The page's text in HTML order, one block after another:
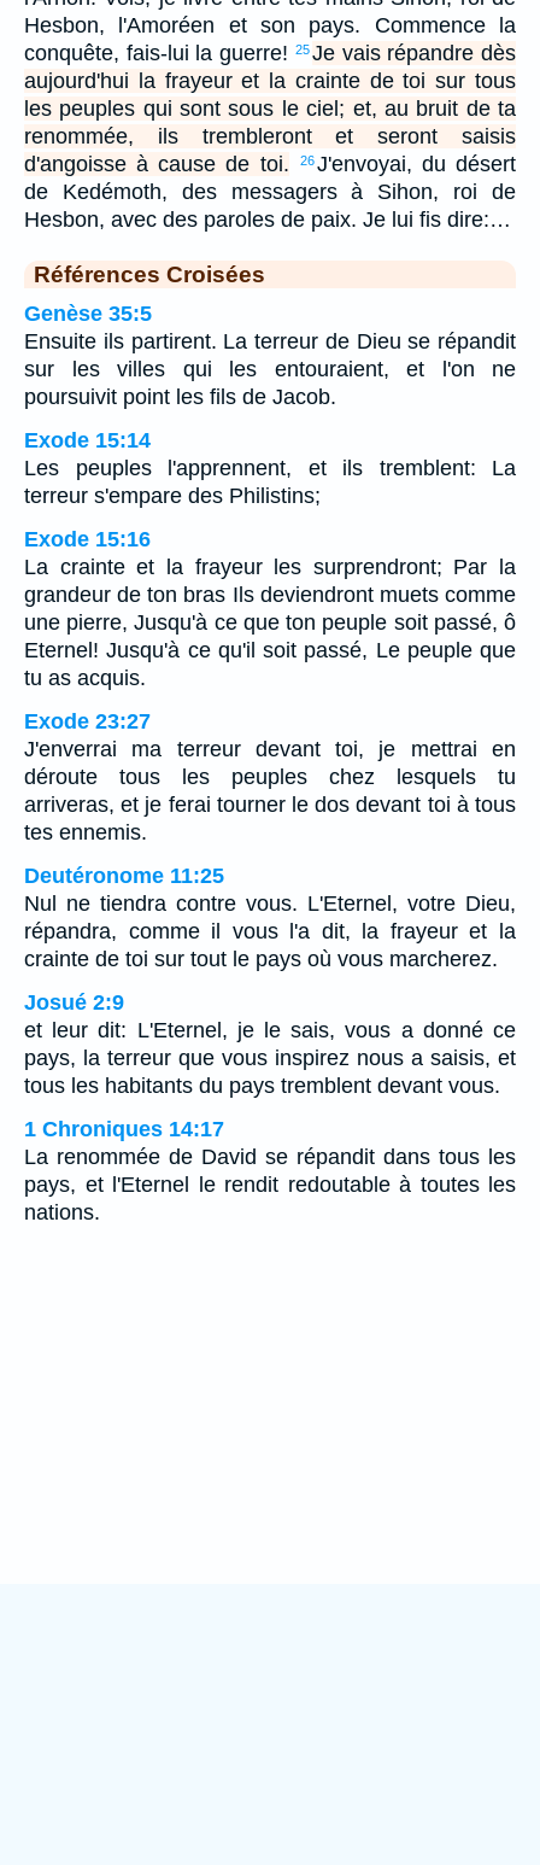
Hesbon, l'Amoréen et son pays. Commence la
conquête, fais-lui la guerre!
25Je vais répandre dès
aujourd'hui la frayeur et la crainte de toi sur tous
les peuples qui sont sous le ciel; et, au bruit de ta
renommée, ils trembleront et seront saisis
d'angoisse à cause de toi.
26J'envoyai, du désert
de Kedémoth, des messagers à Sihon, roi de
Hesbon, avec des paroles de paix. Je lui fis dire:…
Références Croisées
Genèse 35:5
Ensuite ils partirent. La terreur de Dieu se répandit
sur les villes qui les entouraient, et l'on ne
poursuivit point les fils de Jacob.
Exode 15:14
Les peuples l'apprennent, et ils tremblent: La
terreur s'empare des Philistins;
Exode 15:16
La crainte et la frayeur les surprendront; Par la
grandeur de ton bras Ils deviendront muets comme
une pierre, Jusqu'à ce que ton peuple soit passé, ô
Eternel! Jusqu'à ce qu'il soit passé, Le peuple que
tu as acquis.
Exode 23:27
J'enverrai ma terreur devant toi, je mettrai en
déroute tous les peuples chez lesquels tu
arriveras, et je ferai tourner le dos devant toi à tous
tes ennemis.
Deutéronome 11:25
Nul ne tiendra contre vous. L'Eternel, votre Dieu,
répandra, comme il vous l'a dit, la frayeur et la
crainte de toi sur tout le pays où vous marcherez.
Josué 2:9
et leur dit: L'Eternel, je le sais, vous a donné ce
pays, la terreur que vous inspirez nous a saisis, et
tous les habitants du pays tremblent devant vous.
1 Chroniques 14:17
La renommée de David se répandit dans tous les
pays, et l'Eternel le rendit redoutable à toutes les
nations.